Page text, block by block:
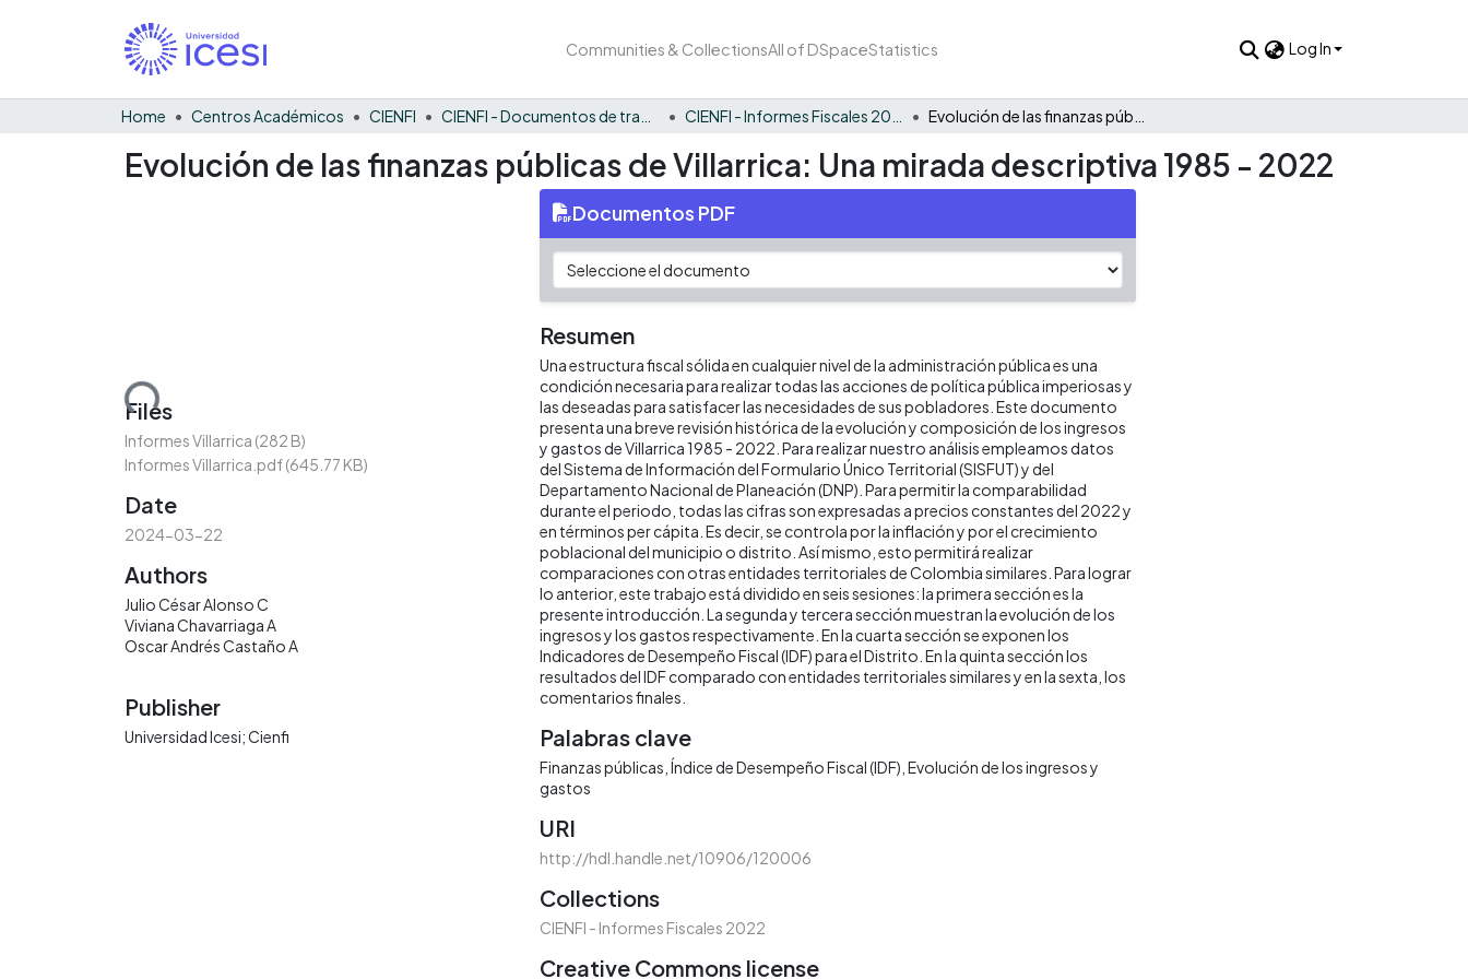
Communities & CollectionsAll of DSpaceStatistics Log In
Home Centros Académicos CIENFI
Evolución de las finanzas públicas de Villarrica: Una mirada descriptiva 1985 - 2022
Loading...
Files
Informes Villarrica (282 B)
Informes Villarrica.pdf(645.77 KB)
Date
2024-03-22
Authors
Julio César Alonso C
Viviana Chavarriaga A
Oscar Andrés Castaño A
Publisher
Universidad Icesi; Cienfi
Documentos PDF
Resumen
Una estructura fiscal sólida en cualquier nivel de la administración pública es una
condición necesaria para realizar todas las acciones de política pública imperiosas y
las deseadas para satisfacer las necesidades de sus pobladores. Este documento
presenta una breve revisión histórica de la evolución y composición de los ingresos
y gastos de Villarrica 1985 - 2022. Para realizar nuestro análisis empleamos datos
del Sistema de Información del Formulario Único Territorial (SISFUT) y del
Departamento Nacional de Planeación (DNP). Para permitir la comparabilidad
durante el periodo, todas las cifras son expresadas a precios constantes del 2022 y
en términos per cápita. Es decir, se controla por la inflación y por el crecimiento
poblacional del municipio o distrito. Así mismo, esto permitirá realizar
comparaciones con otras entidades territoriales de Colombia similares. Para lograr
lo anterior, este trabajo está dividido en seis sesiones: la primera sección es la
presente introducción. La segunda y tercera sección muestran la evolución de los
ingresos y los gastos respectivamente. En la cuarta sección se exponen los
Indicadores de Desempeño Fiscal (IDF) para el Distrito. En la quinta sección los
resultados del IDF comparado con entidades territoriales similares y en la sexta, los
comentarios finales.
Palabras clave
Finanzas públicas Índice de Desempeño Fiscal (IDF) Evolución de los ingresos y
gastos
URI
http://hdl.handle.net/10906/120006
Collections
CIENFI - Informes Fiscales 2022
Creative Commons license